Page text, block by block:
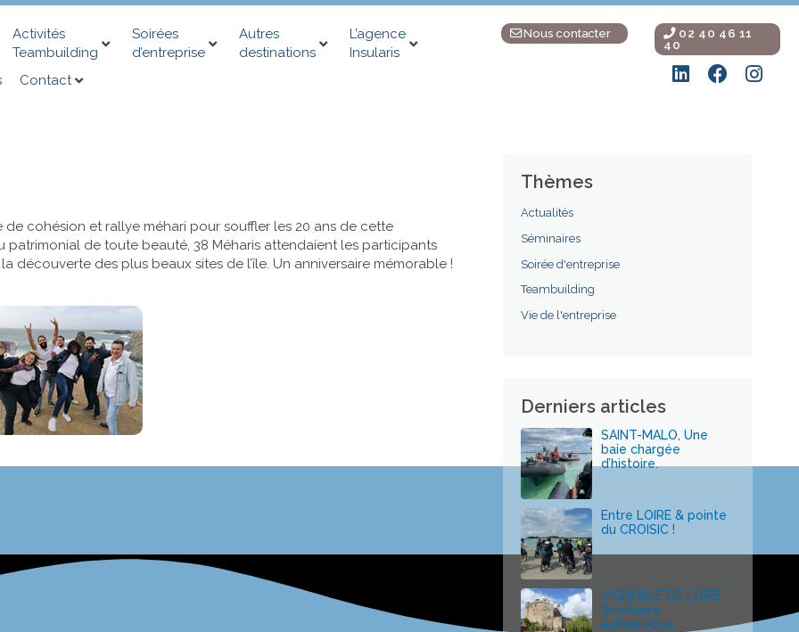
Activités
Teambuilding
Soirées
d’entreprise
Autres
destinations
L’agence
Insularis
Contact
Nous contacter
02 40 46 11
40
de cohésion et rallye méhari pour souffler les 20 ans de cette
patrimonial de toute beauté, 38 Méharis attendaient les participants
découverte des plus beaux sites de l’île. Un anniversaire mémorable !
Thèmes
Actualités
Séminaires
Soirée d'entreprise
Teambuilding
Vie de l'entreprise
Derniers articles
SAINT-MALO, Une
baie chargée
d’histoire.
Entre LOIRE & pointe
du CROISIC !
VIGNOBLE DE LOIRE
Séminaire
authentique